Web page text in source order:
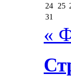
24 25
31
«